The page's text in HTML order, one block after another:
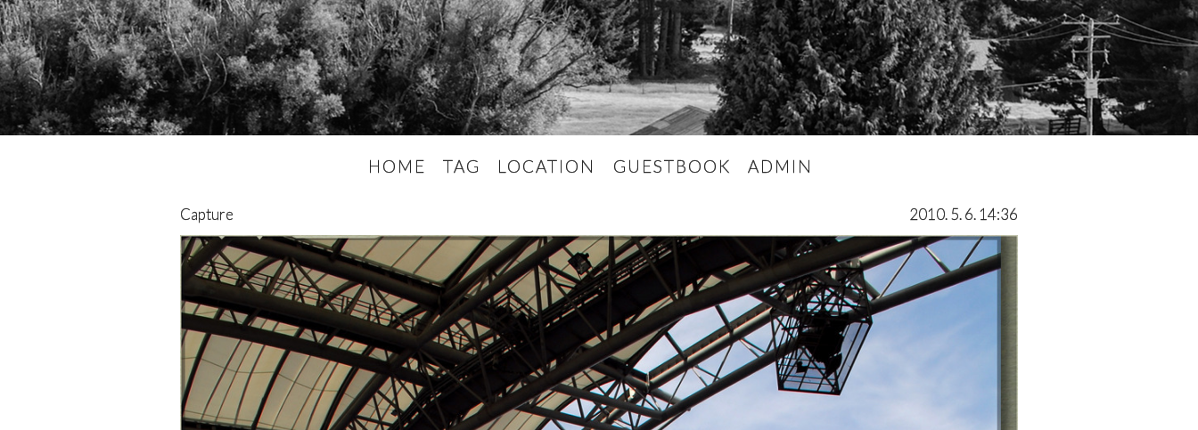
HOME TAG LOCATION GUESTBOOK ADMIN
Capture 2010. 5. 6. 14:36